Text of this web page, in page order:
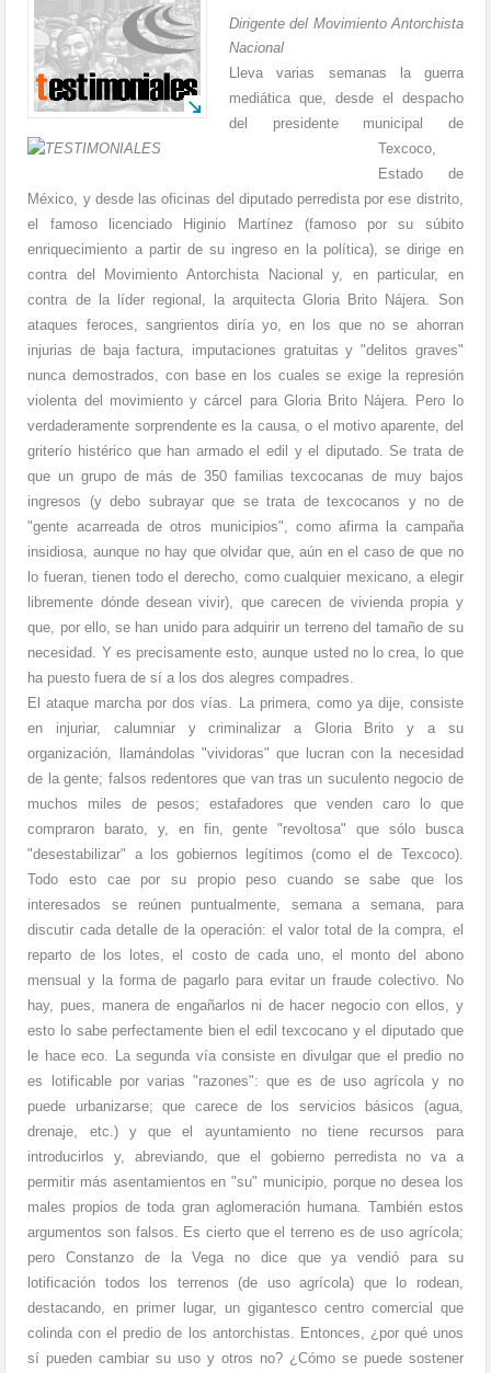
Dirigente del Movimiento Antorchista
Nacional
Lleva varias semanas la guerra
mediática que, desde el despacho
del presidente municipal de
Texcoco,
Estado de
México, y desde las oficinas del diputado perredista por ese distrito,
el famoso licenciado Higinio Martínez (famoso por su súbito
enriquecimiento a partir de su ingreso en la política), se dirige en
contra del Movimiento Antorchista Nacional y, en particular, en
contra de la líder regional, la arquitecta Gloria Brito Nájera. Son
ataques feroces, sangrientos diría yo, en los que no se ahorran
injurias de baja factura, imputaciones gratuitas y "delitos graves"
nunca demostrados, con base en los cuales se exige la represión
violenta del movimiento y cárcel para Gloria Brito Nájera. Pero lo
verdaderamente sorprendente es la causa, o el motivo aparente, del
griterío histérico que han armado el edil y el diputado. Se trata de
que un grupo de más de 350 familias texcocanas de muy bajos
ingresos (y debo subrayar que se trata de texcocanos y no de
"gente acarreada de otros municipios", como afirma la campaña
insidiosa, aunque no hay que olvidar que, aún en el caso de que no
lo fueran, tienen todo el derecho, como cualquier mexicano, a elegir
libremente dónde desean vivir), que carecen de vivienda propia y
que, por ello, se han unido para adquirir un terreno del tamaño de su
necesidad. Y es precisamente esto, aunque usted no lo crea, lo que
ha puesto fuera de sí a los dos alegres compadres.
El ataque marcha por dos vías. La primera, como ya dije, consiste
en injuriar, calumniar y criminalizar a Gloria Brito y a su
organización, llamándolas "vividoras" que lucran con la necesidad
de la gente; falsos redentores que van tras un suculento negocio de
muchos miles de pesos; estafadores que venden caro lo que
compraron barato, y, en fin, gente "revoltosa" que sólo busca
"desestabilizar" a los gobiernos legítimos (como el de Texcoco).
Todo esto cae por su propio peso cuando se sabe que los
interesados se reúnen puntualmente, semana a semana, para
discutir cada detalle de la operación: el valor total de la compra, el
reparto de los lotes, el costo de cada uno, el monto del abono
mensual y la forma de pagarlo para evitar un fraude colectivo. No
hay, pues, manera de engañarlos ni de hacer negocio con ellos, y
esto lo sabe perfectamente bien el edil texcocano y el diputado que
le hace eco. La segunda vía consiste en divulgar que el predio no
es lotificable por varias "razones": que es de uso agrícola y no
puede urbanizarse; que carece de los servicios básicos (agua,
drenaje, etc.) y que el ayuntamiento no tiene recursos para
introducirlos y, abreviando, que el gobierno perredista no va a
permitir más asentamientos en "su" municipio, porque no desea los
males propios de toda gran aglomeración humana. También estos
argumentos son falsos. Es cierto que el terreno es de uso agrícola;
pero Constanzo de la Vega no dice que ya vendió para su
lotificación todos los terrenos (de uso agrícola) que lo rodean,
destacando, en primer lugar, un gigantesco centro comercial que
colinda con el predio de los antorchistas. Entonces, ¿por qué unos
sí pueden cambiar su uso y otros no? ¿Cómo se puede sostener